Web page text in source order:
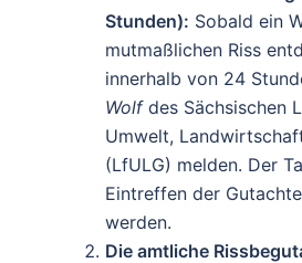
Stunden): Sobald ein
mutmaßlichen Riss
innerhalb von 24
Wolfdes Sächsischen
Umwelt,
(LfULG) melden. Der
Eintreffen der
werden.
Die amtliche